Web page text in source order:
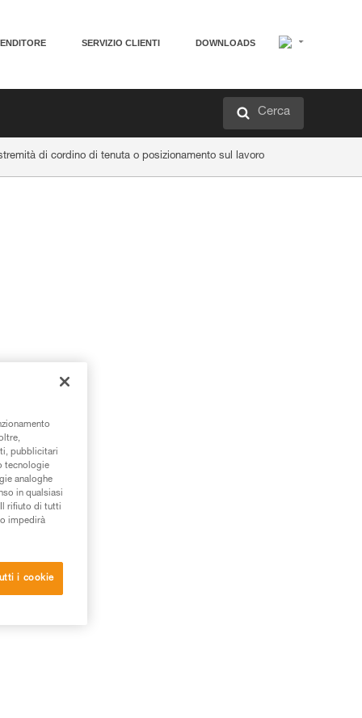
SERVIZIO CLIENTI DOWNLOADS
Cerca
di cordino di tenuta o posizionamento sul lavoro
pubblicitari
tecnologie
analoghe
in qualsiasi
rifiuto di tutti
impedirà
i cookie